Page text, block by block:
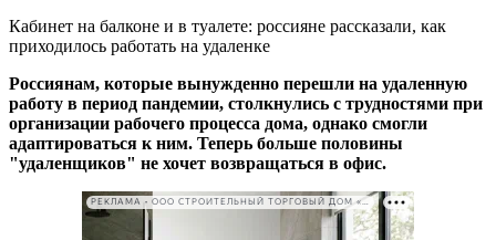
Кабинет на балконе и в туалете: россияне рассказали, как
приходилось работать на удаленке
Россиянам, которые вынужденно перешли на удаленную
работу в период пандемии, столкнулись с трудностями при
организации рабочего процесса дома, однако смогли
адаптироваться к ним. Теперь больше половины
"удаленщиков" не хочет возвращаться в офис.
РЕКЛАМА • ООО СТРОИТЕЛЬНЫЙ ТОРГОВЫЙ ДОМ «ПЕТРОВИЧ». ИНН: 7802348846